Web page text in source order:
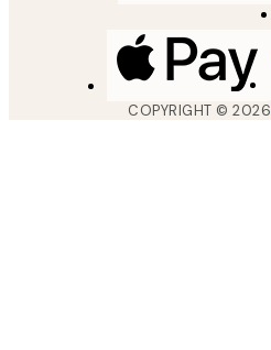
COPYRIGHT ©2026